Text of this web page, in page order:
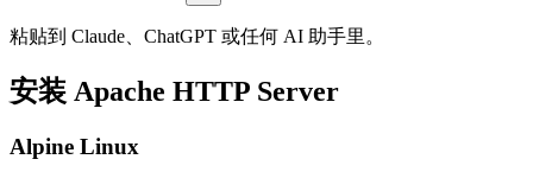
粘贴到 Claude、ChatGPT 或任何 AI 助手里。
安装 Apache HTTP Server
Alpine Linux